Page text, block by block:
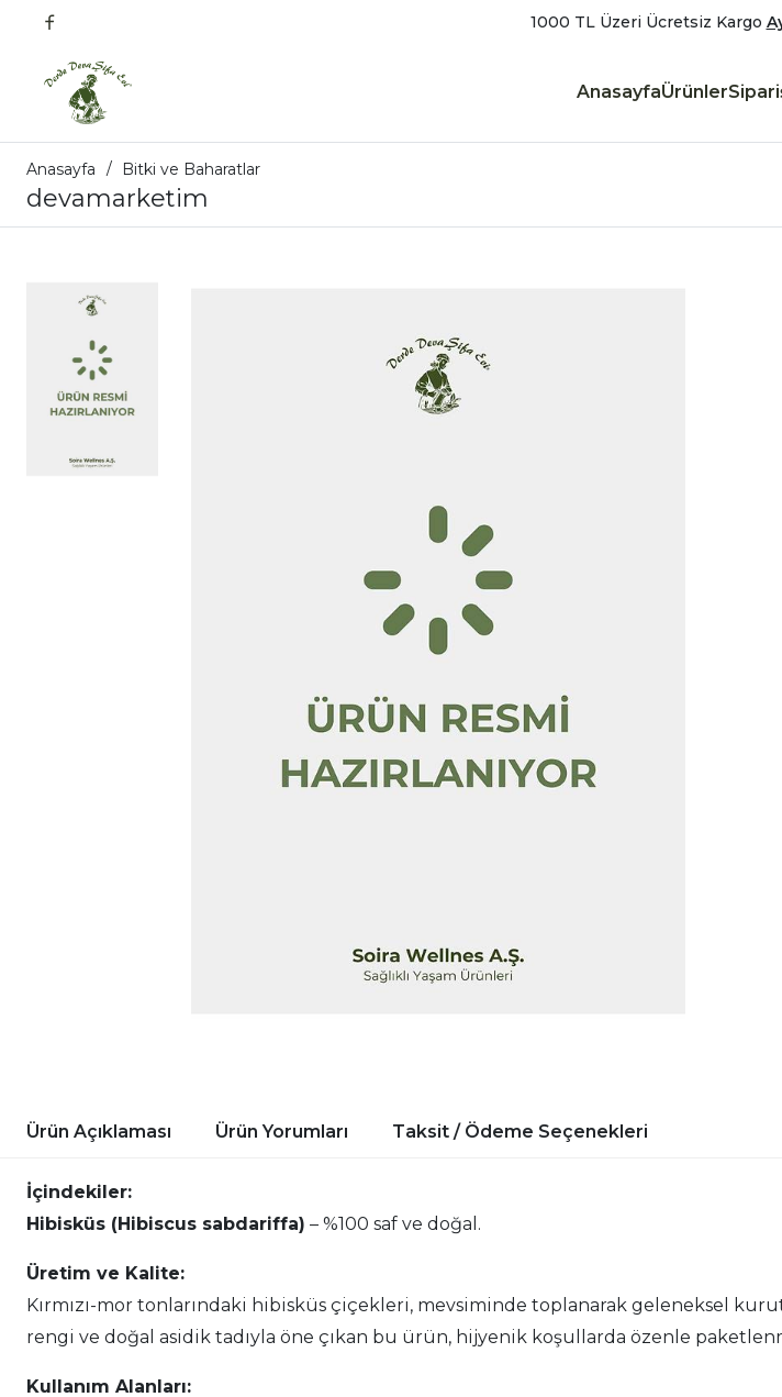
1000 TL Üzeri Ücretsiz Kargo
AnasayfaÜrünler
Anasayfa Bitki ve Baharatlar
devamarketim
Ürün Açıklaması Taksit / Ödeme Seçenekleri
Ürün Yorumları
İçindekiler:
Hibisküs (Hibiscus sabdariffa) – %100 saf ve doğal.
Üretim ve Kalite:
Kırmızı-mor tonlarındaki hibisküs çiçekleri, mevsiminde toplanarak geleneksel
rengi ve doğal asidik tadıyla öne çıkan bu ürün, hijyenik koşullarda özenle
Kullanım Alanları: